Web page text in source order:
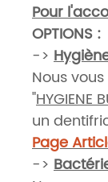
Pour
OPTIONS :
->
Nous
"HYGIENE
un
Page
->